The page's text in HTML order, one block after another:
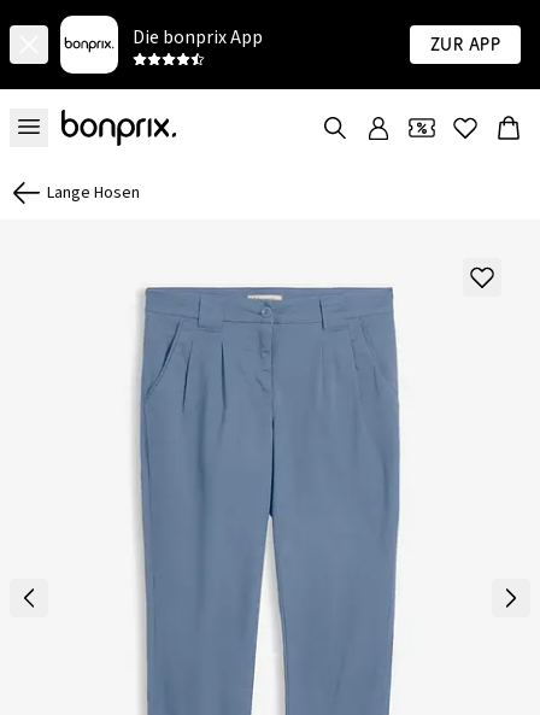
Die bonprix App Zur App
Lange Hosen